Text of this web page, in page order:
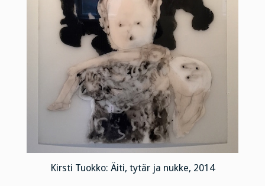
Kirsti Tuokko: Äiti, tytär ja nukke, 2014